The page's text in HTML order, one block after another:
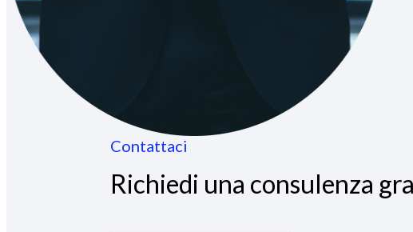
Contattaci
Richiedi una consulenza